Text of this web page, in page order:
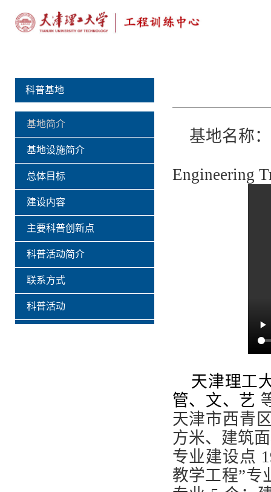
基地名称
Engineering
天津理工
管、文、艺
天津市西青
方米、建筑
专业建设点
教学工程”专
科普基地
基地简介
基地设施简介
总体目标
建设内容
主要科普创新点
科普活动简介
联系方式
科普活动